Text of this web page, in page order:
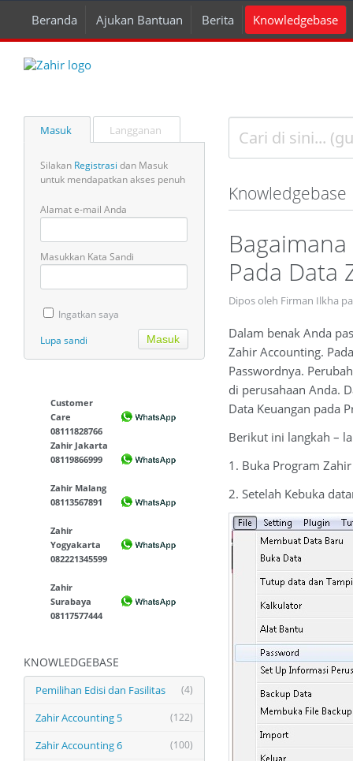
Beranda Ajukan Bantuan Berita Knowledgebase
Masuk Langganan
Silakan Registrasi dan Masuk
untuk mendapatkan akses penuh
Alamat e-mail Anda
Masukkan Kata Sandi
Ingatkan saya
Lupa sandi
Customer
Care
08111828766
Zahir Jakarta
08119866999
Zahir Malang
08113567891
Zahir
Yogyakarta
082221345599
Zahir
Surabaya
08117577444
KNOWLEDGEBASE
(4)
Pemilihan Edisi dan Fasilitas
(122)
Zahir Accounting 5
(100)
Zahir Accounting 6
Knowledgebase
Pada Data
Dipos oleh Firman Ilkha
Dalam benak Anda
Zahir Accounting.
Passwordnya.
di perusahaan Anda.
Data Keuangan pada
Berikut ini langkah –
1. Buka Program
2. Setelah Kebuka